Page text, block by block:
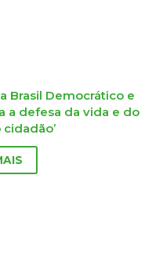
Brasil Democrático e
a defesa da vida e do